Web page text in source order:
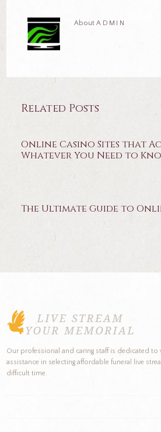
AboutADMIN
Related Posts
Online Casino Sites that
Whatever You Need to
The Ultimate Guide to
Our professional and caring staff is dedicated
assistance in selecting affordable funeral live
difficult time.